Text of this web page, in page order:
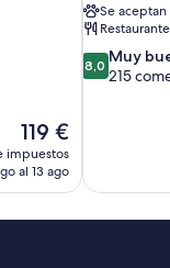
El
precio
actual
119 €
119 €
impuestos
al 13 ago
Se aceptan
Restaurante
8.0
sobre
8,0 Muy
215